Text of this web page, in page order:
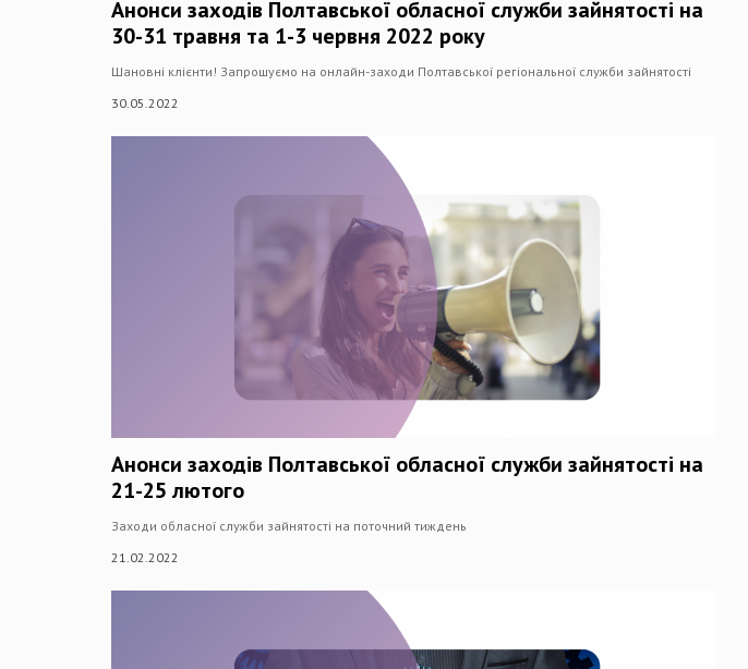
Анонси заходів Полтавської обласної служби зайнятості на
30-31 травня та 1-3 червня 2022 року
Шановні клієнти! Запрошуємо на онлайн-заходи Полтавської регіональної служби зайнятості
30.05.2022
Анонси заходів Полтавської обласної служби зайнятості на
21-25 лютого
Заходи обласної служби зайнятості на поточний тиждень
21.02.2022